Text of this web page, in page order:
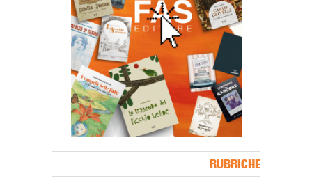
RUBRICHE